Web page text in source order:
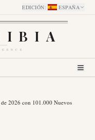
EDICIÓN: ESPAÑA
2026 con 101.000 Nuevos